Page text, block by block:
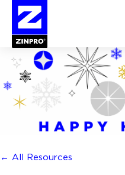
Szukaj:
← All Resources